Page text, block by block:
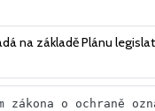
na základě Plánu
zákona o ochraně